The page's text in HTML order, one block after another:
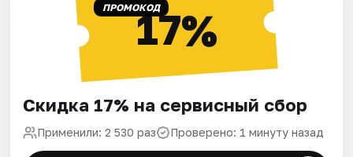
ПРОМОКОД17%
Скидка 17% на сервисный сбор
Применили: 2 530 раз Проверено: 1 минуту назад